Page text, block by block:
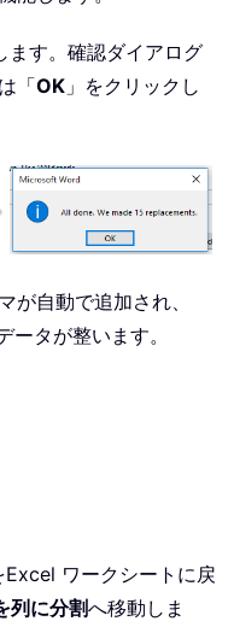
ます。確認ダイアログ
「OK 」をクリックし
が自動で追加され、
タが整います。
ワークシートに戻
列に分割へ移動しま